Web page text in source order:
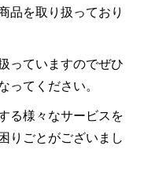
品を取り扱っており
っていますのでぜひ
ってください。
る様々なサービスを
りごとがございまし